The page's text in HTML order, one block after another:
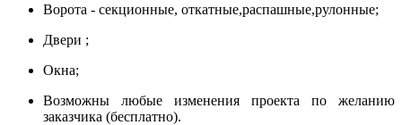
Ворота - секционные, откатные,распашные,рулонные;
Двери ;
Окна;
Возможны любые изменения проекта по желанию
заказчика (бесплатно).